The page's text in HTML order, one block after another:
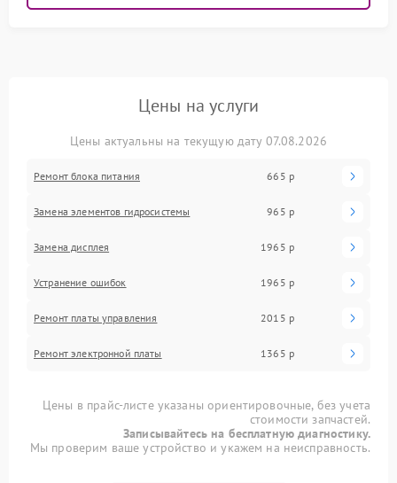
Цены на услуги
Цены актуальны на текущую дату 07.08.2026
Ремонт блока питания 665 р
Замена элементов гидросистемы 965 р
Замена дисплея 1965 р
Устранение ошибок 1965 р
Ремонт платы управления 2015 р
Ремонт электронной платы 1365 р
Цены в прайс-листе указаны ориентировочные, без учета
стоимости запчастей.
Записывайтесь на бесплатную диагностику.
Мы проверим ваше устройство и укажем на неисправность.